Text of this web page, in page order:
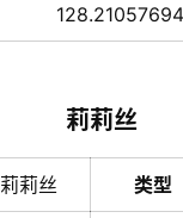
莉莉丝
莉莉丝 类型